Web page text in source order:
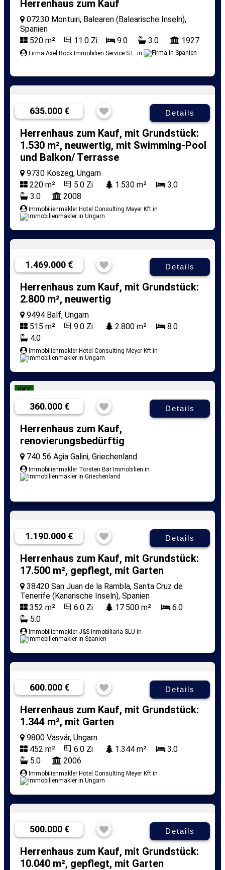
Herrenhaus zum Kauf
07230 Montuiri, Balearen (Balearische Inseln),
Spanien
520 m²
11.0 Zi 9.0 3.0 1927
Firma Axel Bock Immobilien Service S.L. in
635.000 € Details
Herrenhaus zum Kauf, mit Grundstück:
1.530 m², neuwertig, mit Swimming-Pool
und Balkon/ Terrasse
9730 Koszeg, Ungarn
220 m²
5.0 Zi 1.530 m²
3.0
3.0
2008
Immobilienmakler Hotel Consulting Meyer Kft in
1.469.000 € Details
Herrenhaus zum Kauf, mit Grundstück:
2.800 m², neuwertig
9494 Balf, Ungarn
515 m²
9.0 Zi 2.800 m²
8.0
4.0
Immobilienmakler Hotel Consulting Meyer Kft in
AKT
360.000 € Details
Herrenhaus zum Kauf,
renovierungsbedürftig
740 56 Agia Galini, Griechenland
Immobilienmakler Torsten Bär Immobilien in
1.190.000 € Details
Herrenhaus zum Kauf, mit Grundstück:
17.500 m², gepflegt, mit Garten
38420 San Juan de la Rambla, Santa Cruz de
Tenerife (Kanarische Inseln), Spanien
352 m²
6.0 Zi 17.500 m²
6.0
5.0
Immobilienmakler J&S Inmobiliaria SLU in
600.000 € Details
Herrenhaus zum Kauf, mit Grundstück:
1.344 m², mit Garten
9800 Vasvár, Ungarn
452 m²
6.0 Zi 1.344 m²
3.0
5.0
2006
Immobilienmakler Hotel Consulting Meyer Kft in
500.000 € Details
Herrenhaus zum Kauf, mit Grundstück:
10.040 m², gepflegt, mit Garten